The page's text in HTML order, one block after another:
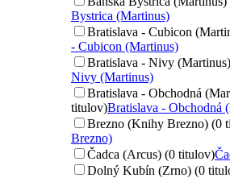
Bystrica (Martinus)
Bratislava - Cubicon
- Cubicon (Martinus)
Bratislava - Nivy
Nivy (Martinus)
Bratislava - Obchodná
titulov)Bratislava - Obchodná
Brezno (Knihy Brezno) (0
Brezno)
Čadca (Arcus) (0 titulov)
Dolný Kubín (Zrno) (0